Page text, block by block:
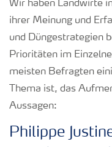
Wir haben Landwirte
ihrer Meinung und
und Düngestrategien
Prioritäten im
meisten Befragten
Thema ist, das
Aussagen:
Philippe